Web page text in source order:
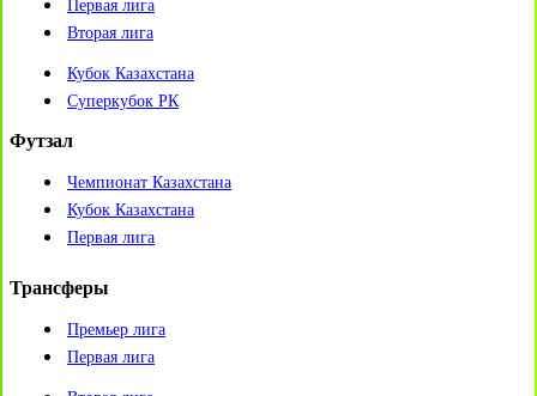
Первая лига
Вторая лига
Кубок Казахстана
Суперкубок РК
Футзал
Чемпионат Казахстана
Кубок Казахстана
Первая лига
Трансферы
Премьер лига
Первая лига